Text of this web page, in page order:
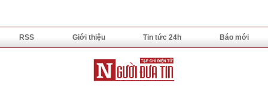
RSS Giới thiệu Tin tức 24h Báo mới